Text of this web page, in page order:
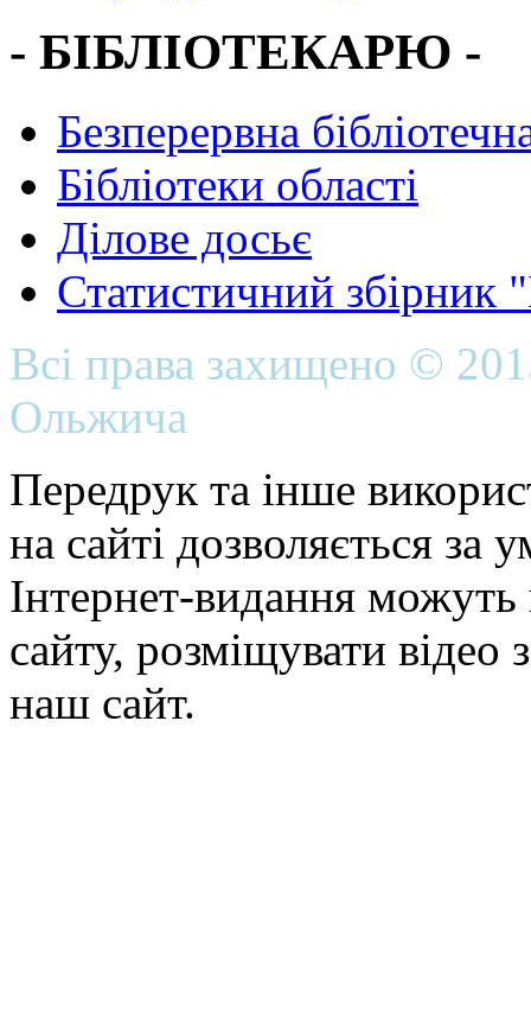
- БІБЛІОТЕКАРЮ -
Безперервна
Бібліотеки області
Ділове досьє
Статистичний
Всі права захищено ©
Ольжича
Передрук та інше
на сайті дозволяється
Інтернет-видання можуть
сайту, розміщувати відео
наш сайт.